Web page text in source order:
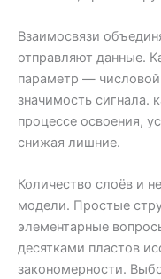
Взаимосвязи
отправляют данные.
параметр —
значимость сигнала.
процессе освоения,
снижая лишние.
Количество слоёв и
модели. Простые
элементарные
десятками пластов
закономерности.